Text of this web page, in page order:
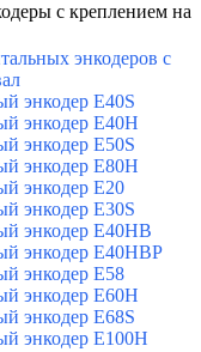
с креплением на
энкодеров с
энкодер E40S
энкодер E40H
энкодер E50S
энкодер E80H
энкодер E20
энкодер E30S
энкодер E40HB
энкодер E40HBP
энкодер E58
энкодер E60H
энкодер E68S
энкодер E100H